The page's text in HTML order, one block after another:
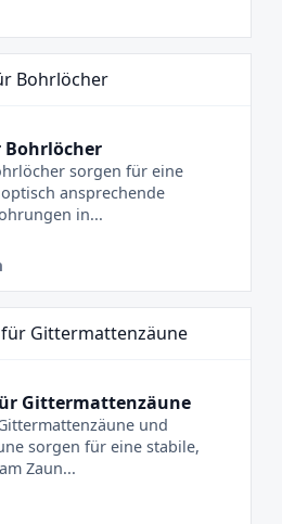
Bohrlöcher
sorgen für eine
ansprechende
in...
Gittermattenzäune
und
sorgen für eine stabile,
Zaun...